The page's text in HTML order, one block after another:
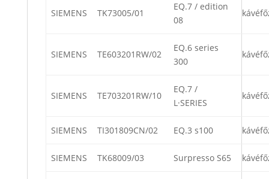
SIEMENS TK73005/01
EQ.7 / edition
08
SIEMENS TE603201RW/02
EQ.6 series
300
SIEMENS TE703201RW/10
EQ.7 /
L·SERIES
SIEMENS TI301809CN/02 EQ.3 s100
SIEMENS TK68009/03 Surpresso S65